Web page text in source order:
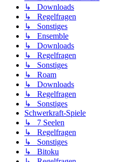
↳ Downloads
↳ Regelfragen
↳ Sonstiges
↳ Ensemble
↳ Downloads
↳ Regelfragen
↳ Sonstiges
↳ Roam
↳ Downloads
↳ Regelfragen
↳ Sonstiges
Schwerkraft-Spiele
↳ 7 Seelen
↳ Regelfragen
↳ Sonstiges
↳ Bitoku